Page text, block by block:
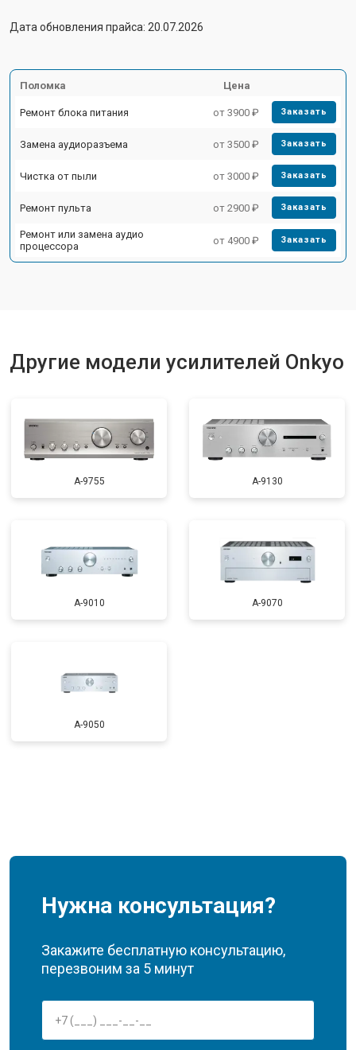
Дата обновления прайса: 20.07.2026
Поломка Цена
Ремонт блока питания от 3900 ₽ Заказать
Замена аудиоразъема от 3500 ₽ Заказать
Чистка от пыли от 3000 ₽ Заказать
Ремонт пульта от 2900 ₽ Заказать
Ремонт или замена аудио
процессора
от 4900 ₽ Заказать
Другие модели усилителей Onkyo
A-9755 A-9130
A-9010 A-9070
A-9050
Нужна консультация?
Закажите бесплатную консультацию,
перезвоним за 5 минут